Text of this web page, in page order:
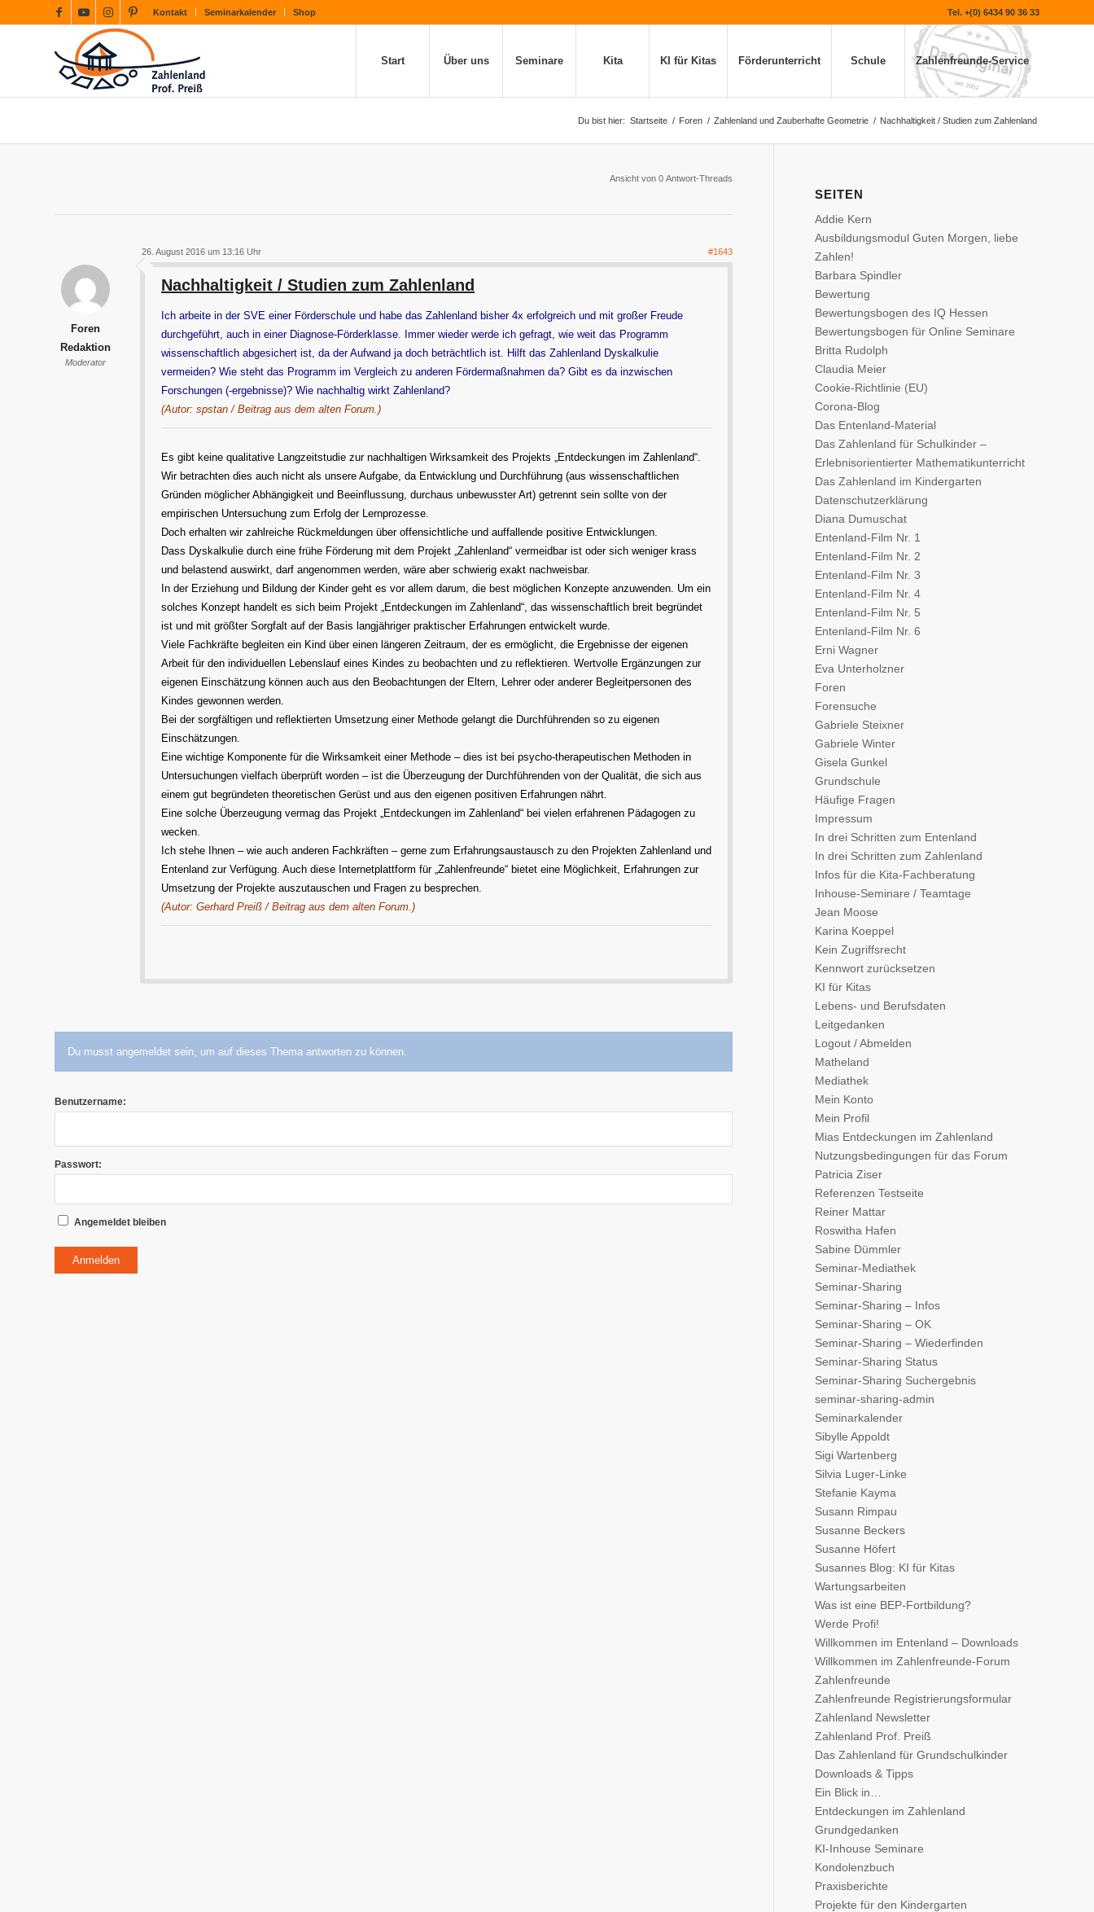
Kontakt Seminarkalender Shop Tel. +(0) 6434 90 36 33
Start Über uns Seminare Kita KI für Kitas Förderunterricht Schule Zahlenfreunde-Service
Du bist hier: Startseite / Foren / Zahlenland und Zauberhafte Geometrie / Nachhaltigkeit / Studien zum Zahlenland
Ansicht von 0 Antwort-Threads
26. August 2016 um 13:16 Uhr #1643
Foren
Redaktion
Moderator
Nachhaltigkeit / Studien zum Zahlenland
Ich arbeite in der SVE einer Förderschule und habe das Zahlenland bisher 4x erfolgreich und mit großer Freude
durchgeführt, auch in einer Diagnose-Förderklasse. Immer wieder werde ich gefragt, wie weit das Programm
wissenschaftlich abgesichert ist, da der Aufwand ja doch beträchtlich ist. Hilft das Zahlenland Dyskalkulie
vermeiden? Wie steht das Programm im Vergleich zu anderen Fördermaßnahmen da? Gibt es da inzwischen
Forschungen (-ergebnisse)? Wie nachhaltig wirkt Zahlenland?
(Autor: spstan / Beitrag aus dem alten Forum.)
Es gibt keine qualitative Langzeitstudie zur nachhaltigen Wirksamkeit des Projekts „Entdeckungen im Zahlenland“.
Wir betrachten dies auch nicht als unsere Aufgabe, da Entwicklung und Durchführung (aus wissenschaftlichen
Gründen möglicher Abhängigkeit und Beeinflussung, durchaus unbewusster Art) getrennt sein sollte von der
empirischen Untersuchung zum Erfolg der Lernprozesse.
Doch erhalten wir zahlreiche Rückmeldungen über offensichtliche und auffallende positive Entwicklungen.
Dass Dyskalkulie durch eine frühe Förderung mit dem Projekt „Zahlenland“ vermeidbar ist oder sich weniger krass
und belastend auswirkt, darf angenommen werden, wäre aber schwierig exakt nachweisbar.
In der Erziehung und Bildung der Kinder geht es vor allem darum, die best möglichen Konzepte anzuwenden. Um ein
solches Konzept handelt es sich beim Projekt „Entdeckungen im Zahlenland“, das wissenschaftlich breit begründet
ist und mit größter Sorgfalt auf der Basis langjähriger praktischer Erfahrungen entwickelt wurde.
Viele Fachkräfte begleiten ein Kind über einen längeren Zeitraum, der es ermöglicht, die Ergebnisse der eigenen
Arbeit für den individuellen Lebenslauf eines Kindes zu beobachten und zu reflektieren. Wertvolle Ergänzungen zur
eigenen Einschätzung können auch aus den Beobachtungen der Eltern, Lehrer oder anderer Begleitpersonen des
Kindes gewonnen werden.
Bei der sorgfältigen und reflektierten Umsetzung einer Methode gelangt die Durchführenden so zu eigenen
Einschätzungen.
Eine wichtige Komponente für die Wirksamkeit einer Methode – dies ist bei psycho-therapeutischen Methoden in
Untersuchungen vielfach überprüft worden – ist die Überzeugung der Durchführenden von der Qualität, die sich aus
einem gut begründeten theoretischen Gerüst und aus den eigenen positiven Erfahrungen nährt.
Eine solche Überzeugung vermag das Projekt „Entdeckungen im Zahlenland“ bei vielen erfahrenen Pädagogen zu
wecken.
Ich stehe Ihnen – wie auch anderen Fachkräften – gerne zum Erfahrungsaustausch zu den Projekten Zahlenland und
Entenland zur Verfügung. Auch diese Internetplattform für „Zahlenfreunde“ bietet eine Möglichkeit, Erfahrungen zur
Umsetzung der Projekte auszutauschen und Fragen zu besprechen.
(Autor: Gerhard Preiß / Beitrag aus dem alten Forum.)
Du musst angemeldet sein, um auf dieses Thema antworten zu können.
Benutzername:
Passwort:
Angemeldet bleiben
Anmelden
SEITEN
Addie Kern
Ausbildungsmodul Guten Morgen, liebe
Zahlen!
Barbara Spindler
Bewertung
Bewertungsbogen des IQ Hessen
Bewertungsbogen für Online Seminare
Britta Rudolph
Claudia Meier
Cookie-Richtlinie (EU)
Corona-Blog
Das Entenland-Material
Das Zahlenland für Schulkinder –
Erlebnisorientierter Mathematikunterricht
Das Zahlenland im Kindergarten
Datenschutzerklärung
Diana Dumuschat
Entenland-Film Nr. 1
Entenland-Film Nr. 2
Entenland-Film Nr. 3
Entenland-Film Nr. 4
Entenland-Film Nr. 5
Entenland-Film Nr. 6
Erni Wagner
Eva Unterholzner
Foren
Forensuche
Gabriele Steixner
Gabriele Winter
Gisela Gunkel
Grundschule
Häufige Fragen
Impressum
In drei Schritten zum Entenland
In drei Schritten zum Zahlenland
Infos für die Kita-Fachberatung
Inhouse-Seminare / Teamtage
Jean Moose
Karina Koeppel
Kein Zugriffsrecht
Kennwort zurücksetzen
KI für Kitas
Lebens- und Berufsdaten
Leitgedanken
Logout / Abmelden
Matheland
Mediathek
Mein Konto
Mein Profil
Mias Entdeckungen im Zahlenland
Nutzungsbedingungen für das Forum
Patricia Ziser
Referenzen Testseite
Reiner Mattar
Roswitha Hafen
Sabine Dümmler
Seminar-Mediathek
Seminar-Sharing
Seminar-Sharing – Infos
Seminar-Sharing – OK
Seminar-Sharing – Wiederfinden
Seminar-Sharing Status
Seminar-Sharing Suchergebnis
seminar-sharing-admin
Seminarkalender
Sibylle Appoldt
Sigi Wartenberg
Silvia Luger-Linke
Stefanie Kayma
Susann Rimpau
Susanne Beckers
Susanne Höfert
Susannes Blog: KI für Kitas
Wartungsarbeiten
Was ist eine BEP-Fortbildung?
Werde Profi!
Willkommen im Entenland – Downloads
Willkommen im Zahlenfreunde-Forum
Zahlenfreunde
Zahlenfreunde Registrierungsformular
Zahlenland Newsletter
Zahlenland Prof. Preiß
Das Zahlenland für Grundschulkinder
Downloads & Tipps
Ein Blick in…
Entdeckungen im Zahlenland
Grundgedanken
KI-Inhouse Seminare
Kondolenzbuch
Praxisberichte
Projekte für den Kindergarten